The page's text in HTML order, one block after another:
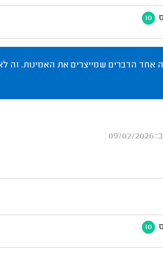
10
אחד הדברים שמייצרים את האמינות. זה
10